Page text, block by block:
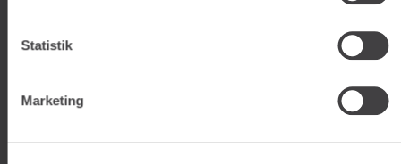
Statistik
Marketing
Tlf. +45 70206242